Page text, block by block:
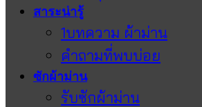
สาระน่ารู้
1บทความ ผ้าม่าน
คำถามที่พบบ่อย
ซักผ้าม่าน
รับซักผ้าม่าน